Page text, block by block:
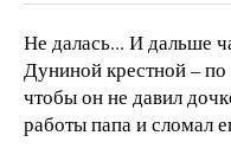
Не далась... И дальше
Дуниной крестной – по
чтобы он не давил
работы папа и сломал